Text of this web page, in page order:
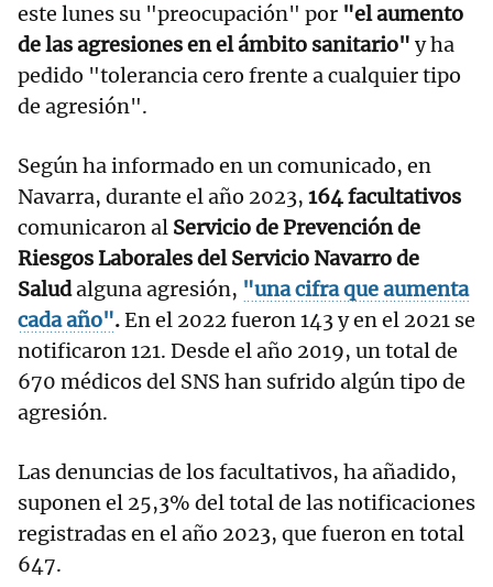
este lunes su "preocupación" por "el aumento
de las agresiones en el ámbito sanitario" y ha
pedido "tolerancia cero frente a cualquier tipo
de agresión".
Según ha informado en un comunicado, en
Navarra, durante el año 2023, 164 facultativos
comunicaron al Servicio de Prevención de
Riesgos Laborales del Servicio Navarro de
Saludalguna agresión, "una cifra que aumenta
cada año".En el 2022 fueron 143 y en el 2021 se
notificaron 121. Desde el año 2019, un total de
670 médicos del SNS han sufrido algún tipo de
agresión.
Las denuncias de los facultativos, ha añadido,
suponen el 25,3% del total de las notificaciones
registradas en el año 2023, que fueron en total
647.